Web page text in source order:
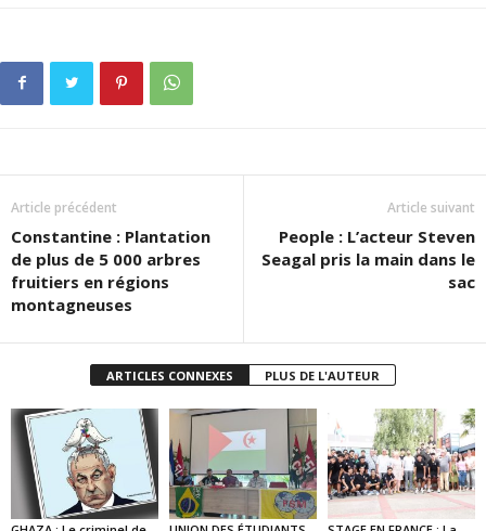
Article précédent
Constantine : Plantation
de plus de 5 000 arbres
fruitiers en régions
montagneuses
Article suivant
People : L’acteur Steven
Seagal pris la main dans le
sac
ARTICLES CONNEXES PLUS DE L'AUTEUR